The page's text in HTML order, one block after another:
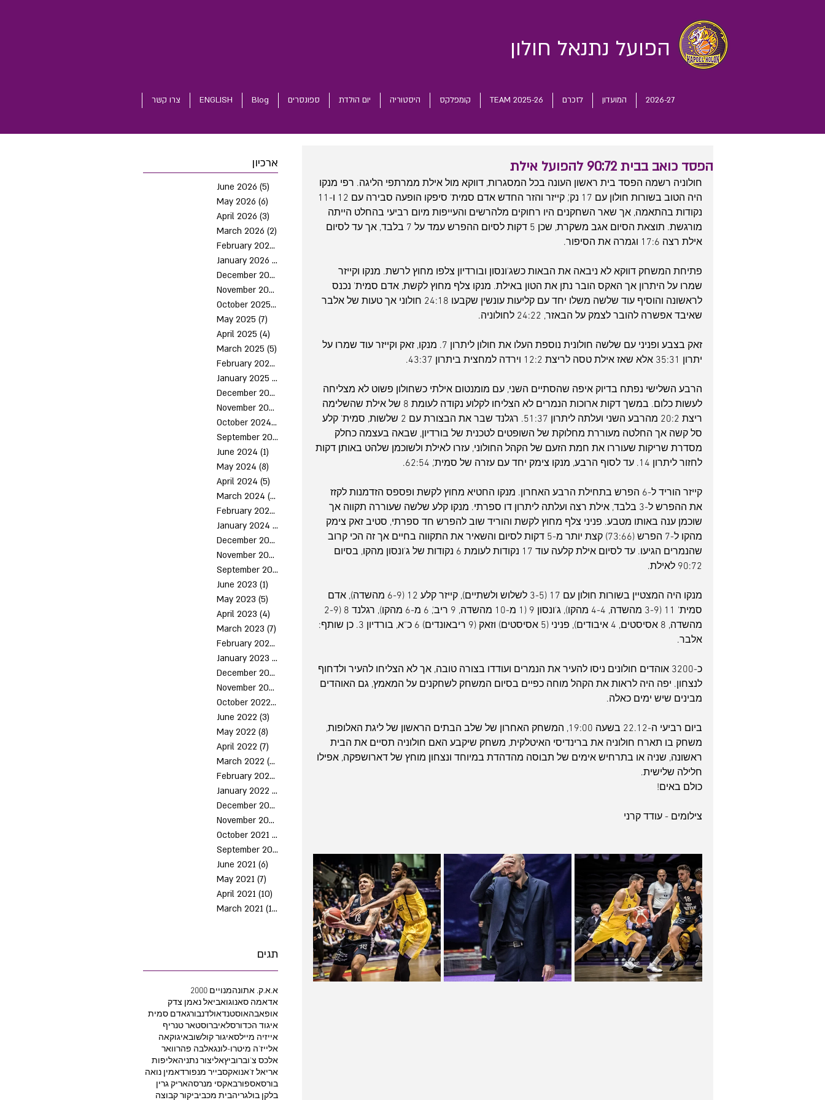
הפועל נתנאל חולון
2026-27 המועדון לזכרם TEAM 2025-26 קומפלקס היסטוריה יום הולדת ספונסרים Blog
ENGLISH צרו קשר
ארכיון
June 2026 (5)
May 2026 (6)
April 2026 (3)
March 2026 (2)
February 2026
January 2026 (5)
December 2025
November 2025
October 2025(6)
May 2025 (7)
April 2025 (4)
March 2025 (5)
February 2025
January 2025 (7)
December 2024
November 2024
October 2024(6)
September 2024
June 2024 (1)
May 2024 (8)
April 2024 (5)
March 2024 (10)
February 2024
January 2024 (9)
December 2023
November 2023
September 2023
June 2023 (1)
May 2023 (5)
April 2023 (4)
March 2023 (7)
February 2023
January 2023 (7)
December 2022
7 posts
November 2022
3 posts
October 2022(7)
June 2022 (3)
May 2022 (8)
April 2022 (7)
March 2022 (10)
February 2022
January 2022 (6)
December 2021
November 2021
October 2021 (5)
September 2021
June 2021 (6)
May 2021 (7)
April 2021 (10)
March 2021 (10) 10 posts
תגים
2000 מנוייםא.א.ק. אתונה
אביאל נאמן צדקאדאמה סאנוגו
אדם סמיתאולדנבורגאוסטנדאופאבה
איברוסטאר טנריףאיגוד הכדורסל
איגוקאהאיגור קולשובאייזיה מיילס
אלבה פהרוואראלייז'ה מיטרו-לונג
אליפותאליצור נתניהאלכס צ'וברוביץ
אמין נואהאקסבייר מנפורדאריאל ז'אנו
אריק גריןבאקסי מנרסהבורסאספור
ביקור קבוצהבית מכביבלקן בולגריה
הפסד כואב בבית 90:72 להפועל אילת
חולוניה רשמה הפסד בית ראשון העונה בכל המסגרות, דווקא מול אילת ממרתפי הליגה. רפי מנקו
נקודות בהתאמה, אך שאר השחקנים היו רחוקים מלהרשים והעייפות מיום רביעי בהחלט הייתה
מורגשת. תוצאת הסיום אגב משקרת, שכן 5 דקות לסיום ההפרש עמד על 7 בלבד, אך עד לסיום
אילת רצה 17:6 וגמרה את הסיפור.
פתיחת המשחק דווקא לא ניבאה את הבאות כשג'ונסון ובורדיון צלפו מחוץ לרשת. מנקו וקייזר
שמרו על היתרון אך האקס הובר נתן את הטון באילת. מנקו צלף מחוץ לקשת, אדם סמית' נכנס
לראשונה והוסיף עוד שלשה משלו יחד עם קליעות עונשין שקבעו 24:18 חולוני אך טעות של אלבר
שאיבד אפשרה להובר לצמק על הבאזר, 24:22 לחולוניה.
זאק בצבע ופניני עם שלשה חולונית נוספת העלו את חולון ליתרון 7. מנקו, זאק וקייזר עוד שמרו על
יתרון 35:31 אלא שאז אילת טסה לריצת 12:2 וירדה למחצית ביתרון 43:37.
הרבע השלישי נפתח בדיוק איפה שהסתיים השני, עם מומנטום אילתי כשחולון פשוט לא מצליחה
לעשות כלום. במשך דקות ארוכות הנמרים לא הצליחו לקלוע נקודה לעומת 8 של אילת שהשלימה
ריצת 20:2 מהרבע השני ועלתה ליתרון 51:37. רגלנד שבר את הבצורת עם 2 שלשות, סמית' קלע
סל קשה אך החלטה מעוררת מחלוקת של השופטים לטכנית של בורדיון, שבאה בעצמה כחלק
מסדרת שריקות שעוררו את חמת הזעם של הקהל החולוני, עזרו לאילת ולשוכמן שלהט באותן דקות
לחזור ליתרון 14. עד לסוף הרבע, מנקו צימק יחד עם עזרה של סמית', 62:54.
קייזר הוריד ל-6 הפרש בתחילת הרבע האחרון. מנקו החטיא מחוץ לקשת ופספס הזדמנות לקזז
את ההפרש ל-3 בלבד, אילת רצה ועלתה ליתרון דו ספרתי. מנקו קלע שלשה שעוררה תקווה אך
שוכמן ענה באותו מטבע. פניני צלף מחוץ לקשת והוריד שוב להפרש חד ספרתי, סטיב זאק צימק
מהקו ל-7 הפרש (73:66) קצת יותר מ-5 דקות לסיום והשאיר את התקווה בחיים אך זה הכי קרוב
שהנמרים הגיעו. עד לסיום אילת קלעה עוד 17 נקודות לעומת 6 נקודות של ג'ונסון מהקו, בסיום
90:72 לאילת.
מנקו היה המצטיין בשורות חולון עם 17 (3-5 לשלוש ולשתיים), קייזר קלע 12 (6-9 מהשדה), אדם
מהשדה, 8 אסיסטים, 4 איבודים), פניני (5 אסיסטים) וזאק (9 ריבאונדים) 6 כ"א, בורדיון 3. כן שותף:
אלבר.
כ-3200 אוהדים חולונים ניסו להעיר את הנמרים ועודדו בצורה טובה, אך לא הצליחו להעיר ולדחוף
לנצחון. יפה היה לראות את הקהל מוחה כפיים בסיום המשחק לשחקנים על המאמץ, גם האוהדים
מבינים שיש ימים כאלה.
ביום רביעי ה-22.12 בשעה 19:00, המשחק האחרון של שלב הבתים הראשון של ליגת האלופות,
משחק בו תארח חולוניה את ברינדיסי האיטלקית, משחק שיקבע האם חולוניה תסיים את הבית
ראשונה, שניה או בתרחיש אימים של תבוסה מהדהדת במיוחד ונצחון מוחץ של דארושפקה, אפילו
חלילה שלישית.
כולם באים!
צילומים - עודד קרני